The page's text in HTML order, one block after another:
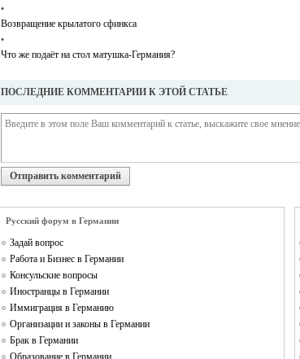
•
Возвращение крылатого сфинкса
•
Что же подаёт на стол матушка-Германия?
ПОСЛЕДНИЕ КОММЕНТАРИИ К ЭТОЙ СТАТЬЕ
Отправить комментарий
Русский форум в Германии
Задай вопрос
Работа и Бизнес в Германии
Консульские вопросы
Иностранцы в Германии
Иммиграция в Германию
Организации и законы в Германии
Брак в Германии
Образование в Германии